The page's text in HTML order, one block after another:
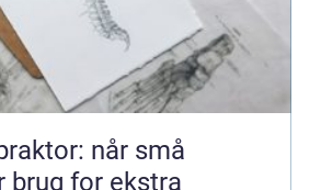
når små
brug for ekstra